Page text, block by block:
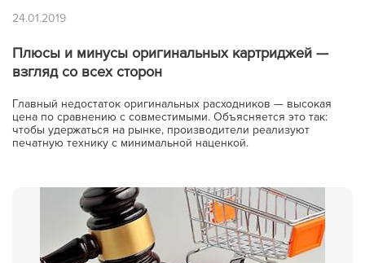
24.01.2019
Плюсы и минусы оригинальных картриджей —
взгляд со всех сторон
Главный недостаток оригинальных расходников — высокая
цена по сравнению с совместимыми. Объясняется это так:
чтобы удержаться на рынке, производители реализуют
печатную технику с минимальной наценкой.